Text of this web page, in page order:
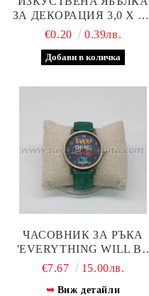
ЗА ДЕКОРАЦИЯ 3,0 Х 3,5
СМ
€0.20 0.39лв.
ЧАСОВНИК ЗА РЪКА
'EVERYTHING WILL BE
OK'
€7.67 15.00лв.
Виж детайли